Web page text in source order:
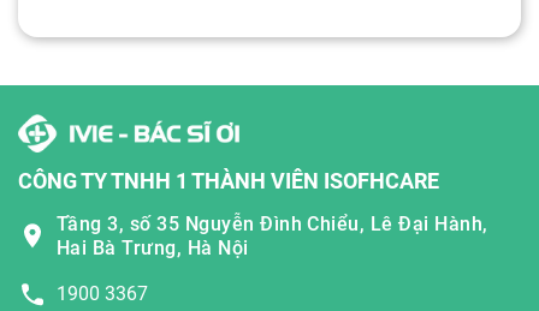
CÔNG TY TNHH 1 THÀNH VIÊN ISOFHCARE
Tầng 3, số 35 Nguyễn Đình Chiểu, Lê Đại Hành,
Hai Bà Trưng, Hà Nội
1900 3367